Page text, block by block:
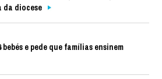
da diocese
e pede que famílias ensinem